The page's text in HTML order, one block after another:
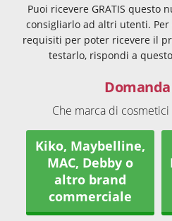
Puoi ricevere GRATIS questo
consigliarlo ad altri utenti.
requisiti per poter ricevere il
testarlo, rispondi a
Domanda
Che marca di
Kiko, Maybelline,
MAC, Debby o
altro brand
commerciale